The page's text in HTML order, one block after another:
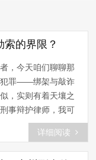
的界限？
，今天咱们聊聊那
犯罪——绑架与敲诈
，实则有着天壤之
事辩护律师，我可
，今天就来跟大家
间划清界限。 首
两罪的基本定义。
详细阅读